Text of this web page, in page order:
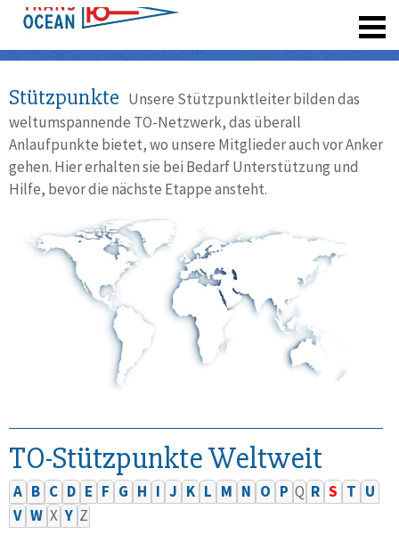
Stützpunkte Unsere Stützpunktleiter bilden das
weltumspannende TO-Netzwerk, das überall
Anlaufpunkte bietet, wo unsere Mitglieder auch vor Anker
gehen. Hier erhalten sie bei Bedarf Unterstützung und
Hilfe, bevor die nächste Etappe ansteht.
TO-Stützpunkte Weltweit
A B C D E F G H I J K L M N O P Q R S T U
V W X Y Z